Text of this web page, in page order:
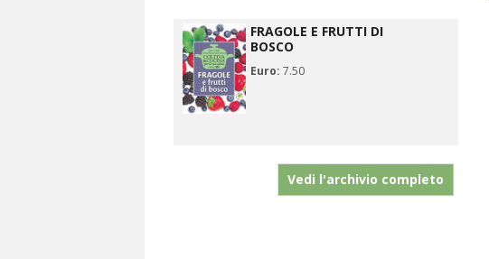
FRAGOLE E FRUTTI DI
BOSCO
Euro: 7.50
Vedi l'archivio completo